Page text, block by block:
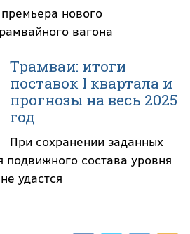
нового
вагона
Трамваи: итоги
поставок I квартала и
прогнозы на весь 2025
год
При сохранении заданных
подвижного состава уровня
удастся